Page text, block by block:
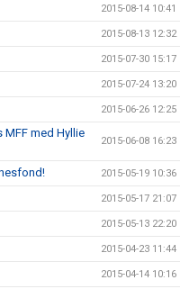
2015-08-14 10:41
2015-08-13 12:32
2015-07-30 15:17
2015-07-24 13:20
2015-06-26 12:25
med Hyllie
2015-06-08 16:23
2015-05-19 10:36
2015-05-17 21:07
2015-05-13 22:20
2015-04-23 11:44
2015-04-14 10:16